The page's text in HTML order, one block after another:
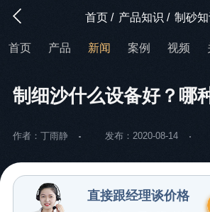
首页 / 产品知识 / 制砂
首页 产品 新闻 案例 视频
制细沙什么设备好？哪
作者：丁雨静 发布：2020-08-14
直接跟经理谈价格